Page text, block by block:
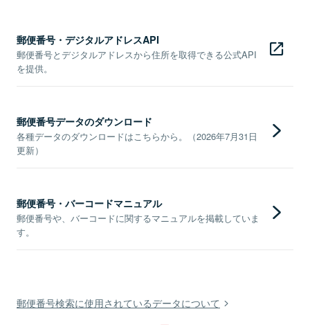
郵便番号・デジタルアドレスAPI
郵便番号とデジタルアドレスから住所を取得できる公式API
を提供。
郵便番号データのダウンロード
各種データのダウンロードはこちらから。（2026年7月31日
更新）
郵便番号・バーコードマニュアル
郵便番号や、バーコードに関するマニュアルを掲載していま
す。
郵便番号検索に使用されているデータについて